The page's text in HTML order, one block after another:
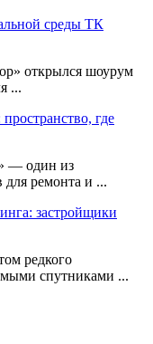
среды ТК
открылся шоурум
...
где
— один из
ремонта и ...
застройщики
редкого
спутниками ...